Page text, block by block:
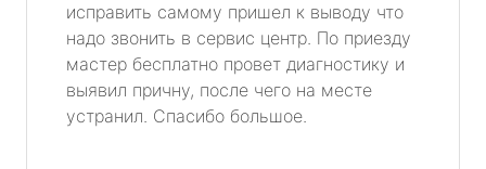
исправить самому пришел к выводу что
надо звонить в сервис центр. По приезду
мастер бесплатно провет диагностику и
выявил причну, после чего на месте
устранил. Спасибо большое.